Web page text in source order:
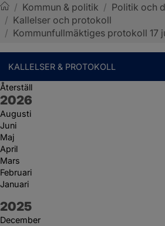
Sotenäs kommun
/ Kommun & politik / Politik och
/ Kallelser och protokoll
/ Kommunfullmäktiges protokoll 17
KALLELSER & PROTOKOLL
Återställ
År:
2026
Augusti
Juni
Maj
April
Mars
Februari
Januari
År:
2025
December